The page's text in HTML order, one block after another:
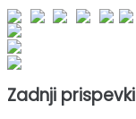
Zadnji prispevki